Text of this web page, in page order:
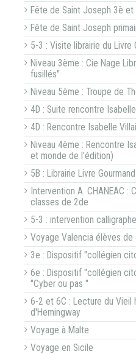
Fête de Saint Joseph 3è et
Fête de Saint Joseph
5-3 : Visite librairie du Livre
Niveau 3ème : Cie Nage
fusillés"
Niveau 5ème : Troupe de
4D : Suite rencontre
4D : Rencontre Isabelle
Niveau 4ème : Rencontre
et monde de l'édition)
5B : Librairie Livre Gourmand
Intervention A. CHANEAC :
classes de 2de
5-3 : intervention calligraphe
Voyage Valencia élèves de
3e : Dispositif "collégien
6e : Dispositif "collégien
"Cyber ou pas "
6-2 et 6C : Lecture du Vieil
d'Hemingway
Voyage à Malte
Voyage en Sicile